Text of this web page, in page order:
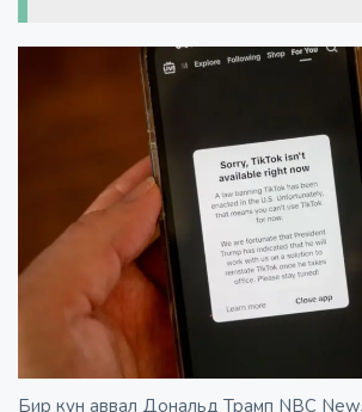
Бир кун аввал Дональд Трамп NBC